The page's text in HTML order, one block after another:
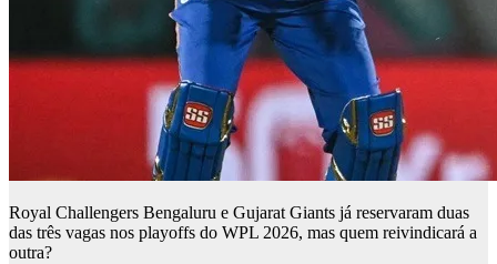
Royal Challengers Bengaluru e Gujarat Giants já reservaram duas
das três vagas nos playoffs do WPL 2026, mas quem reivindicará a
outra?